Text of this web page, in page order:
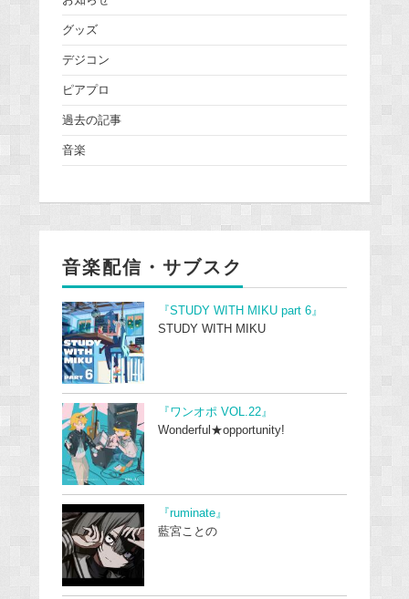
グッズ
デジコン
ピアプロ
過去の記事
音楽
音楽配信・サブスク
『STUDY WITH MIKU part 6』
STUDY WITH MIKU
『ワンオポ VOL.22』
Wonderful★opportunity!
『ruminate』
藍宮ことの